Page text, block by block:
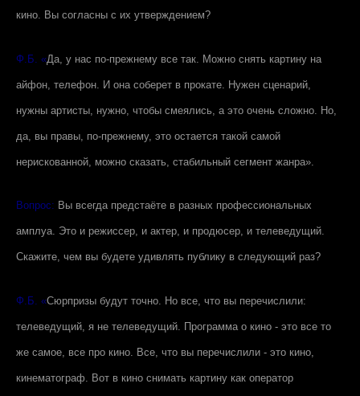
кино. Вы согласны с их утверждением?
Ф.Б. «Да, у нас по-прежнему все так. Можно снять картину на
айфон, телефон. И она соберет в прокате. Нужен сценарий,
нужны артисты, нужно, чтобы смеялись, а это очень сложно. Но,
да, вы правы, по-прежнему, это остается такой самой
нерискованной, можно сказать, стабильный сегмент жанра».
Вопрос: Вы всегда предстаёте в разных профессиональных
амплуа. Это и режиссер, и актер, и продюсер, и телеведущий.
Скажите, чем вы будете удивлять публику в следующий раз?
Ф.Б. «Сюрпризы будут точно. Но все, что вы перечислили:
телеведущий, я не телеведущий. Программа о кино - это все то
же самое, все про кино. Все, что вы перечислили - это кино,
кинематограф. Вот в кино снимать картину как оператор